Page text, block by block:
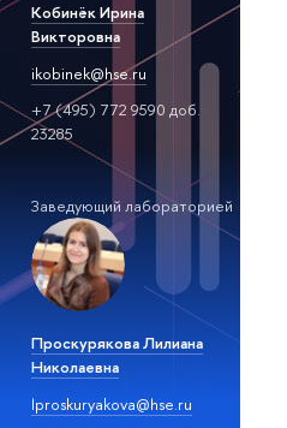
Кобинёк Ирина
Викторовна
ikobinek@hse.ru
+7 (495) 772 9590 доб.
23285
Заведующий лабораторией
Проскурякова Лилиана
Николаевна
lproskuryakova@hse.ru